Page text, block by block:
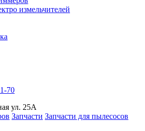
измельчителей
70
ул. 25А
Запчасти Запчасти для пылесосов